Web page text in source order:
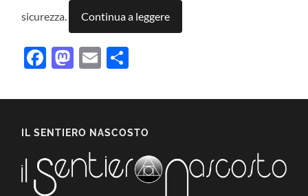
sicurezza.
Continua a leggere
Facebook
Mastodon
Email
IL SENTIERO NASCOSTO